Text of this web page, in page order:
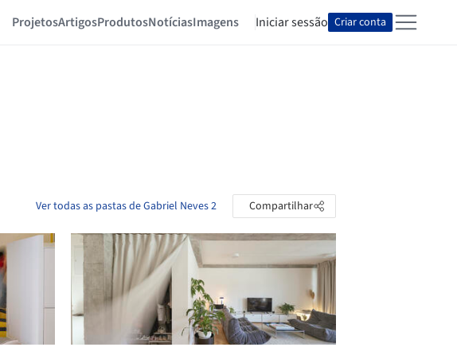
ProjetosArtigosProdutosNotíciasImagens Iniciar sessão Criar conta
Ver todas as pastas de Gabriel Neves 2 Compartilhar